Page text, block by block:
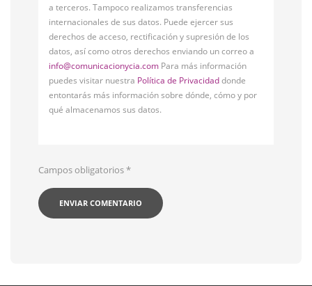
a terceros. Tampoco realizamos transferencias
internacionales de sus datos. Puede ejercer sus
derechos de acceso, rectificación y supresión de los
datos, así como otros derechos enviando un correo a
info@comunicacionycia.com Para más información
puedes visitar nuestra Política de Privacidaddonde
entontarás más información sobre dónde, cómo y por
qué almacenamos sus datos.
Campos obligatorios*